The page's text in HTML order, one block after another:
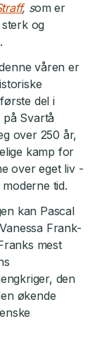
, som er
sterk og
våren er
del i
på Svartå
over 250 år,
kamp for
over eget liv -
tid.
kan Pascal
Frank-
mest
den
økende